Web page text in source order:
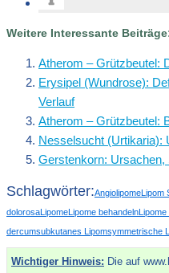
Weitere Interessante
Atherom – Grützbeutel:
Erysipel (Wundrose):
Verlauf
Atherom – Grützbeutel:
Nesselsucht (Urtikaria):
Gerstenkorn:
Schlagwörter:AngiolipomeLipom
dolorosaLipomeLipome behandeln
dercumsubkutanes Lipomsymmetrische
Wichtiger Hinweis: Die auf